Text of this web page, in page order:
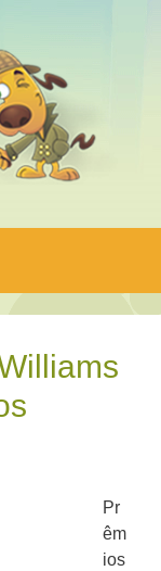
Pr
êm
ios